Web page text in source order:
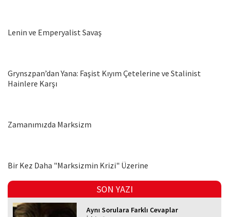
Lenin ve Emperyalist Savaş
Grynszpan’dan Yana: Faşist Kıyım Çetelerine ve Stalinist
Hainlere Karşı
Zamanımızda Marksizm
Bir Kez Daha "Marksizmin Krizi" Üzerine
SON YAZI
Aynı Sorulara Farklı Cevaplar